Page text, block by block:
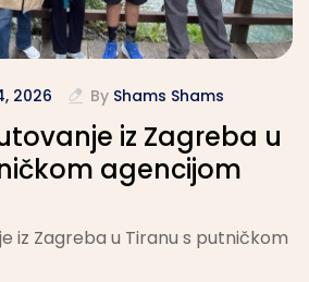
2026 By Shams Shams
iz Zagreba u
agencijom
iz Zagreba u Tiranu s putničkom